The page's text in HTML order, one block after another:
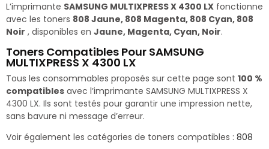
L’imprimante SAMSUNG MULTIXPRESS X 4300 LX fonctionne
avec les toners 808 Jaune, 808 Magenta, 808 Cyan, 808
Noir , disponibles en Jaune, Magenta, Cyan, Noir.
Toners Compatibles Pour SAMSUNG
MULTIXPRESS X 4300 LX
Tous les consommables proposés sur cette page sont 100 %
compatibles avec l’imprimante SAMSUNG MULTIXPRESS X
4300 LX. Ils sont testés pour garantir une impression nette,
sans bavure ni message d’erreur.
Voir également les catégories de toners compatibles : 808